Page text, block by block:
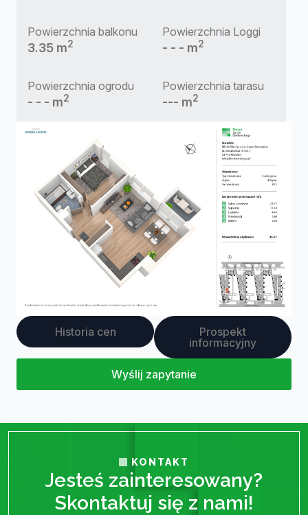
Powierzchnia balkonu
3.35 m2
Powierzchnia Loggi
- - - m2
Powierzchnia ogrodu
- - - m2
Powierzchnia tarasu
--- m2
Historia cen
Prospekt
informacyjny
Wyślij zapytanie
KONTAKT
Jesteś zainteresowany?
Skontaktuj się z nami!